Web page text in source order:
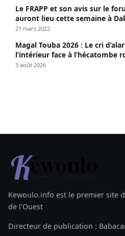
Le FRAPP et son avis sur le
auront lieu cette semaine à
21 mars 2022
Magal Touba 2026 : Le cri
l’intérieur face à l’hécatombe
3 août 2026
Kewoulo.info est le premier site
de l'Ouest
Directeur de publication :